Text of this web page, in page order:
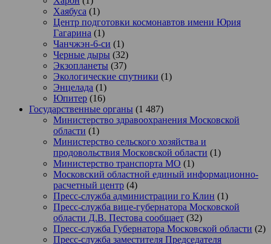
Хаябуса (1)
Центр подготовки космонавтов имени Юрия
Гагарина (1)
Чанчжэн-6-си (1)
Черные дыры (32)
Экзопланеты (37)
Экологические спутники (1)
Энцелада (1)
Юпитер (16)
Государственные органы (1 487)
Министерство здравоохранения Московской
области (1)
Министерство сельского хозяйства и
продовольствия Московской области (1)
Министерство транспорта МО (1)
Московский областной единый информационно-
расчетный центр (4)
Пресс-служба администрации го Клин (1)
Пресс-служба вице-губернатора Московской
области Д.В. Пестова сообщает (32)
Пресс-служба Губернатора Московской области (2)
Пресс-служба заместителя Председателя